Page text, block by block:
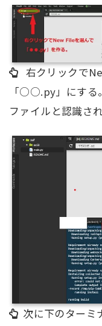
右クリックで
「○○.py」にする
ファイルと認識さ
次に下のターミ